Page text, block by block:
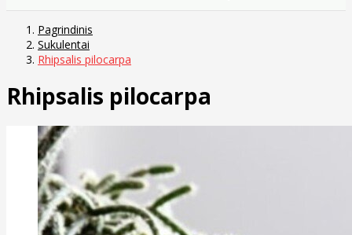
Pagrindinis
Sukulentai
Rhipsalis pilocarpa
Rhipsalis pilocarpa